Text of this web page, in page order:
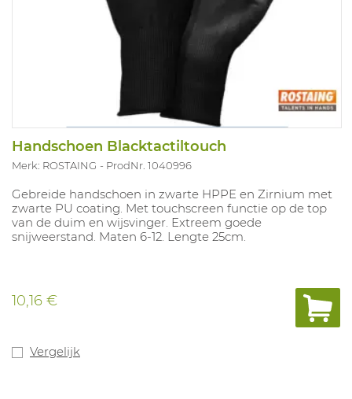
Handschoen Blacktactiltouch
Merk: ROSTAING ProdNr. 1040996
Gebreide handschoen in zwarte HPPE en Zirnium met
zwarte PU coating. Met touchscreen functie op de top
van de duim en wijsvinger. Extreem goede
snijweerstand. Maten 6-12. Lengte 25cm.
10,16 €
Vergelijk